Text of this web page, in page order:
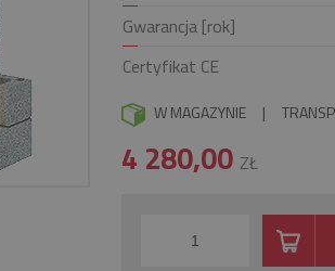
Gwarancja [rok]
Certyfikat CE
W MAGAZYNIE |
4 280,00 ZŁ